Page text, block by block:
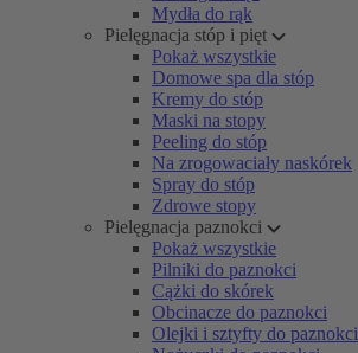
Mydła do rąk
Pielęgnacja stóp i pięt
Pokaż wszystkie
Domowe spa dla stóp
Kremy do stóp
Maski na stopy
Peeling do stóp
Na zrogowaciały naskórek
Spray do stóp
Zdrowe stopy
Pielęgnacja paznokci
Pokaż wszystkie
Pilniki do paznokci
Cążki do skórek
Obcinacze do paznokci
Olejki i sztyfty do paznokci